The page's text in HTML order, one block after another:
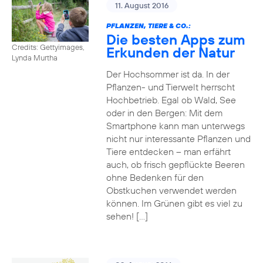
Credits: Gettyimages,
Lynda Murtha
11. August 2016
PFLANZEN, TIERE & CO.:
Die besten Apps zum
Erkunden der Natur
Der Hochsommer ist da. In der
Pflanzen- und Tierwelt herrscht
Hochbetrieb. Egal ob Wald, See
oder in den Bergen: Mit dem
Smartphone kann man unterwegs
nicht nur interessante Pflanzen und
Tiere entdecken – man erfährt
auch, ob frisch gepflückte Beeren
ohne Bedenken für den
Obstkuchen verwendet werden
können. Im Grünen gibt es viel zu
sehen! […]